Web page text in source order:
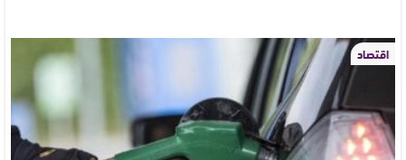
اقتصاد